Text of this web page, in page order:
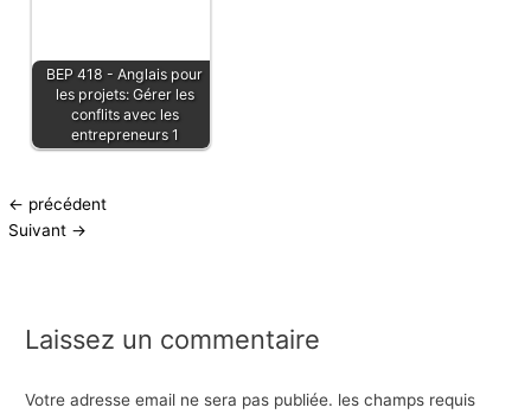
BEP 418 - Anglais pour
les projets: Gérer les
conflits avec les
entrepreneurs 1
← précédent
Suivant →
Laissez un commentaire
Votre adresse email ne sera pas publiée. les champs requis